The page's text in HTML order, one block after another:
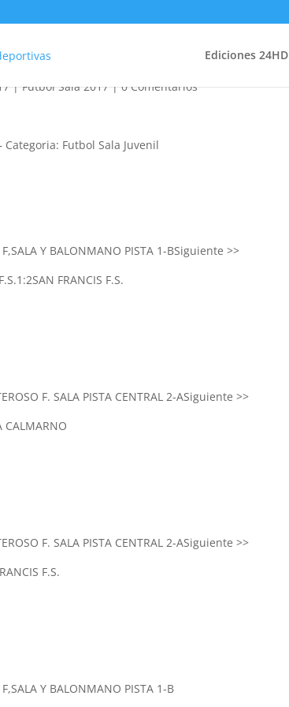
Ediciones 24HD
2017
|Futbol Sala 2017|0 Comentarios
Categoria: Futbol Sala Juvenil
Y BALONMANO PISTA 1-BSiguiente >>
1:2SAN FRANCIS F.S.
F. SALA PISTA CENTRAL 2-ASiguiente >>
CALMARNO
F. SALA PISTA CENTRAL 2-ASiguiente >>
F.S.
Y BALONMANO PISTA 1-B